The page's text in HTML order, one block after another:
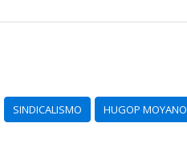
SINDICALISMO HUGOP MOYANO